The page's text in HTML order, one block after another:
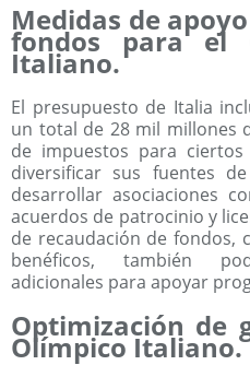
Medidas de
fondos para el
Italiano.
El presupuesto de Italia
un total de 28 mil millones
de impuestos para
diversificar sus fuentes
desarrollar asociaciones
acuerdos de patrocinio y
de recaudación de fondos,
benéficos, también
adicionales para apoyar
Optimización de
Olímpico Italiano.